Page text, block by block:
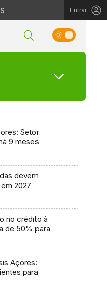
Entrar
Setor
9 meses
devem
2027
no crédito à
de 50% para
Açores:
para